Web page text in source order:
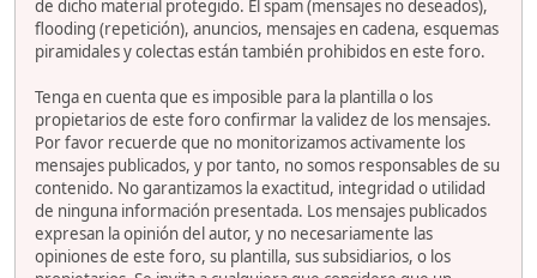
de dicho material protegido. El spam (mensajes no deseados),
flooding (repetición), anuncios, mensajes en cadena, esquemas
piramidales y colectas están también prohibidos en este foro.
Tenga en cuenta que es imposible para la plantilla o los
propietarios de este foro confirmar la validez de los mensajes.
Por favor recuerde que no monitorizamos activamente los
mensajes publicados, y por tanto, no somos responsables de su
contenido. No garantizamos la exactitud, integridad o utilidad
de ninguna información presentada. Los mensajes publicados
expresan la opinión del autor, y no necesariamente las
opiniones de este foro, su plantilla, sus subsidiarios, o los